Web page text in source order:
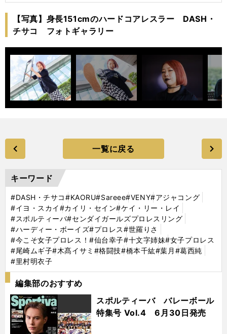
【写真】身長151cmのハードコアレスラー DASH・
チサコ フォトギャラリー
一覧に戻る
キーワード
#DASH・チサコ#KAORU#Sareee#VENY#アジャコング
#イヨ・スカイ#カイリ・セイン#ケイ・リー・レイ
#スポルティーバ#センダイガールズプロレスリング
#ハーディー・ボーイズ#プロレス#世羅りさ
#今こそ女子プロレス！#仙台幸子#十文字姉妹#女子プロレス
#尾崎ムギ子#木髙イサミ #格闘技#橋本千紘#葉月 #葛西純
#里村明衣子
編集部のおすすめ
スポルティーバ バレーボール
特集号 Vol.4 6月30日発売